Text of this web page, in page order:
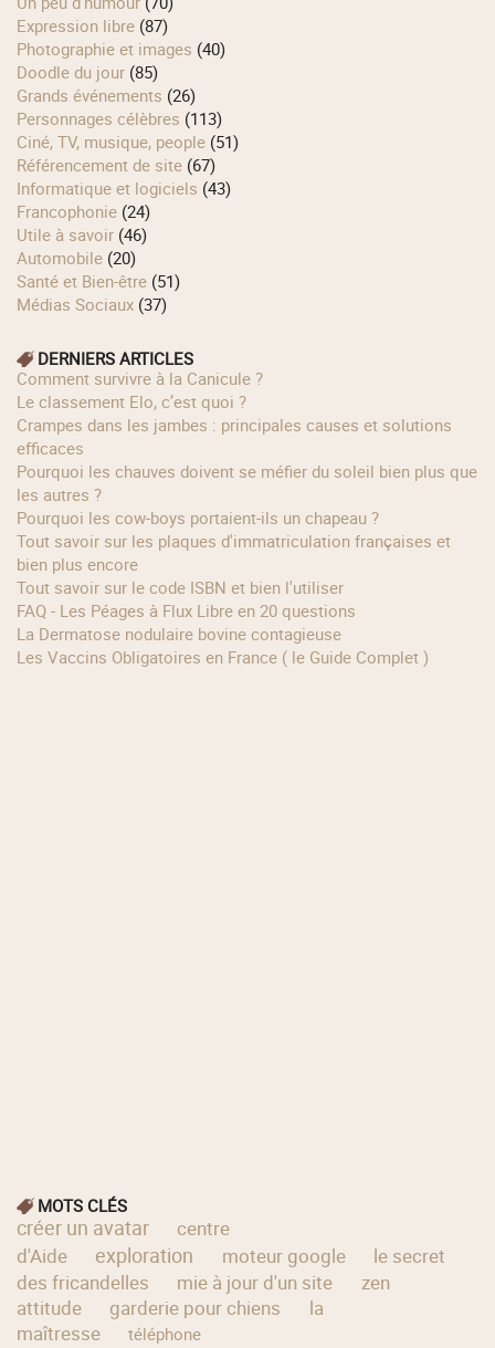
Expression libre (87)
Photographie et images (40)
Doodle du jour (85)
Grands événements (26)
Personnages célèbres (113)
Ciné, TV, musique, people (51)
Référencement de site (67)
Informatique et logiciels (43)
Francophonie (24)
Utile à savoir (46)
Automobile (20)
Santé et Bien-être (51)
Médias Sociaux (37)
DERNIERS ARTICLES
Comment survivre à la Canicule ?
Le classement Elo, c’est quoi ?
Crampes dans les jambes : principales causes et solutions
efficaces
Pourquoi les chauves doivent se méfier du soleil bien plus que
les autres ?
Pourquoi les cow‑boys portaient‑ils un chapeau ?
Tout savoir sur les plaques d'immatriculation françaises et
bien plus encore
Tout savoir sur le code ISBN et bien l'utiliser
FAQ - Les Péages à Flux Libre en 20 questions
La Dermatose nodulaire bovine contagieuse
Les Vaccins Obligatoires en France ( le Guide Complet )
MOTS CLÉS
créer un avatar
centre
d'Aide
exploration moteur google
le secret
des fricandelles
mie à jour d'un site
zen
attitude
garderie pour chiens
la
maîtresse
téléphone